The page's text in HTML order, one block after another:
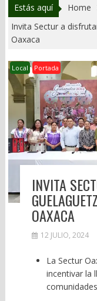
Estás aquí Home
Invita Sectur a
Oaxaca
Local Portada
INVITA
OAXACA
12 JULIO, 2024
La Sectur
incentivar la